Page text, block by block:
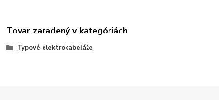
Tovar zaradený v kategóriách
Typové elektrokabeláže